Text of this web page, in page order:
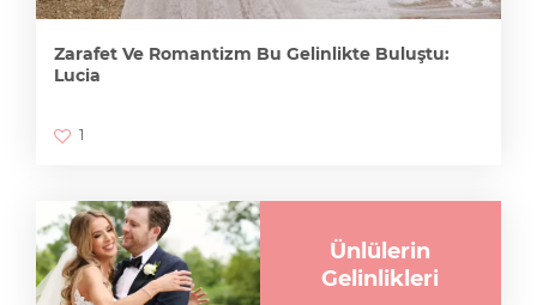
Zarafet Ve Romantizm Bu Gelinlikte Buluştu:
Lucia
1
Ünlülerin
Gelinlikleri